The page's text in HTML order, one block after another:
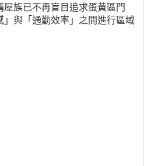
族已不再盲目追求蛋黃區門
」與「通勤效率」之間進行區域